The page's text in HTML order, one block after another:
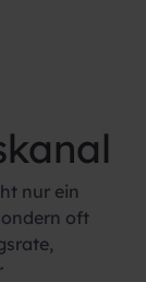
nur ein
oft